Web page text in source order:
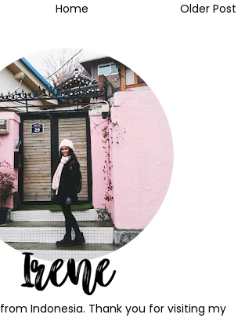
Home Older Post
from Indonesia. Thank you for visiting my